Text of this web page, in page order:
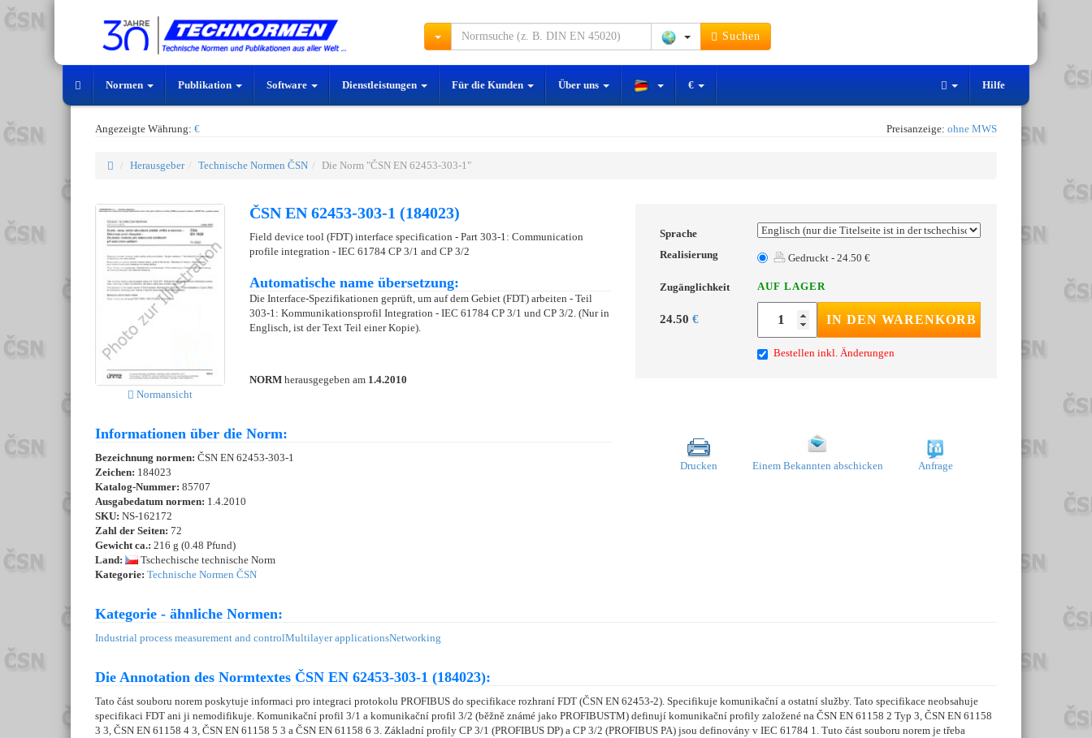
Suchen
Normen Publikation Software Dienstleistungen Für die Kunden Über uns € Hilfe
Angezeigte Währung: € Preisanzeige: ohne MWS
Herausgeber Technische Normen ČSN Die Norm "ČSN EN 62453-303-1"
Normansicht
ČSN EN 62453-303-1 (184023)
Field device tool (FDT) interface specification - Part 303-1: Communication
profile integration - IEC 61784 CP 3/1 and CP 3/2
Automatische name übersetzung:
Die Interface-Spezifikationen geprüft, um auf dem Gebiet (FDT) arbeiten - Teil
303-1: Kommunikationsprofil Integration - IEC 61784 CP 3/1 und CP 3/2. (Nur in
Englisch, ist der Text Teil einer Kopie).
NORM herausgegeben am 1.4.2010
Sprache
Realisierung
Gedruckt - 24.50 €
Zugänglichkeit AUF LAGER
24.50 € IN DEN WARENKORB
Bestellen inkl. Änderungen
Informationen über die Norm:
Bezeichnung normen: ČSN EN 62453-303-1
Zeichen: 184023
Katalog-Nummer: 85707
Ausgabedatum normen: 1.4.2010
SKU: NS-162172
Zahl der Seiten: 72
Gewicht ca.: 216 g (0.48 Pfund)
Land:
Tschechische technische Norm
Kategorie: Technische Normen ČSN
Drucken Einem Bekannten abschicken Anfrage
Kategorie - ähnliche Normen:
Industrial process measurement and controlMultilayer applicationsNetworking
Die Annotation des Normtextes ČSN EN 62453-303-1 (184023):
Tato část souboru norem poskytuje informaci pro integraci protokolu PROFIBUS do specifikace rozhraní FDT (ČSN EN 62453-2). Specifikuje komunikační a ostatní služby. Tato specifikace neobsahuje
specifikaci FDT ani ji nemodifikuje. Komunikační profil 3/1 a komunikační profil 3/2 (běžně známé jako PROFIBUSTM) definují komunikační profily založené na ČSN EN 61158 2 Typ 3, ČSN EN 61158
3 3, ČSN EN 61158 4 3, ČSN EN 61158 5 3 a ČSN EN 61158 6 3. Základní profily CP 3/1 (PROFIBUS DP) a CP 3/2 (PROFIBUS PA) jsou definovány v IEC 61784 1. Tuto část souboru norem je třeba